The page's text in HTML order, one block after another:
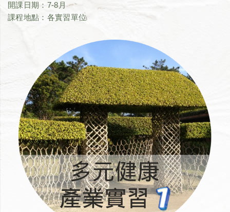
開課日期：7-8月
課程地點：各實習單位